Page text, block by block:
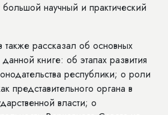
научный и практический
рассказал об основных
книге: об этапах развития
республики; о роли
представительного органа в
власти; о